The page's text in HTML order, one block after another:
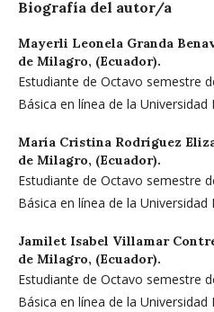
Biografía del autor/a
Mayerli Leonela Granda
de Milagro, (Ecuador).
Estudiante de Octavo semestre
Básica en línea de la
María Cristina Rodríguez
de Milagro, (Ecuador).
Estudiante de Octavo semestre
Básica en línea de la
Jamilet Isabel Villamar
de Milagro, (Ecuador).
Estudiante de Octavo semestre
Básica en línea de la